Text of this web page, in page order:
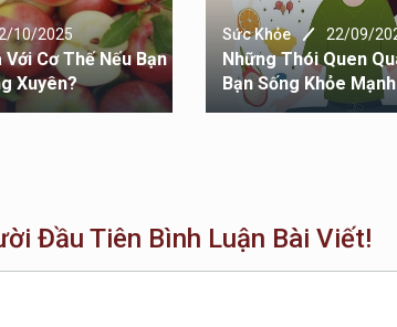
10/2025
Với Cơ Thế Nếu Bạn
Xuyên?
Sức Khỏe 22/09/
Những Thói Quen
Bạn Sống Khỏe Mạnh
Đầu Tiên Bình Luận Bài Viết!